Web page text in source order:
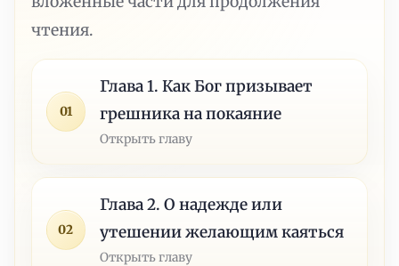
чтения.
01
Глава 1. Как Бог призывает
грешника на покаяние
Открыть главу
02
Глава 2. О надежде или
утешении желающим каяться
Открыть главу